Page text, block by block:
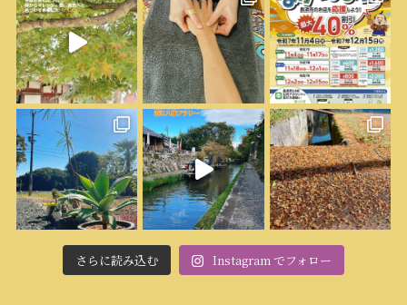
さらに読み込む Instagram でフォロー